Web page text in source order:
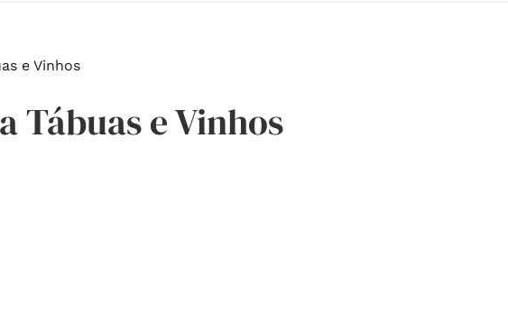
e Vinhos
Tábuas e Vinhos